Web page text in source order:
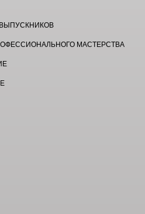
МАСТЕРСТВА